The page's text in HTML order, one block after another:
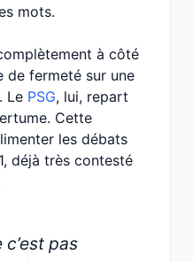
mots.
à côté
de fermeté sur une
Le PSG, lui, repart
Cette
les débats
déjà très contesté
pas